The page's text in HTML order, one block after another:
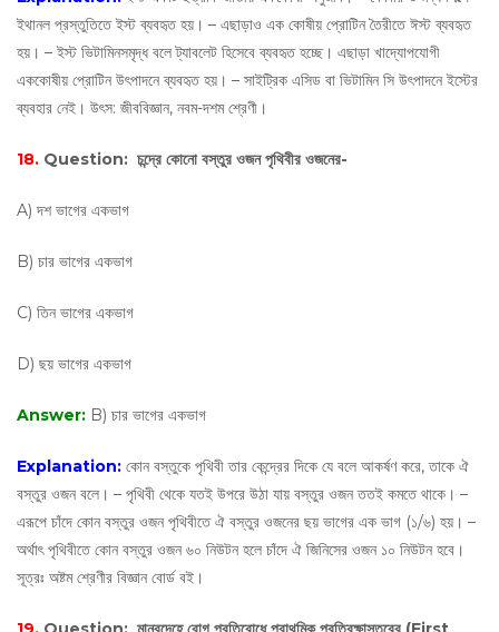
ইথানল প্রস্তুতিতে ইস্ট ব্যবহৃত হয়। – এছাড়াও এক কোষীয় প্রোটিন তৈরীতে ঈস্ট ব্যবহৃত
হয়। – ইস্ট ভিটামিনসমৃদ্ধ বলে ট্যাবলেট হিসেবে ব্যবহৃত হচ্ছে। এছাড়া খাদ্যোপযোগী
এককোষীয় প্রোটিন উৎপাদনে ব্যবহৃত হয়। – সাইট্রিক এসিড বা ভিটামিন সি উৎপাদনে ইস্টের
ব্যবহার নেই। উৎস: জীববিজ্ঞান, নবম-দশম শ্রেণী।
18. Question: চন্দ্রে কোনো বস্তুর ওজন পৃথিবীর ওজনের-
A) দশ ভাগের একভাগ
B) চার ভাগের একভাগ
C) তিন ভাগের একভাগ
D) ছয় ভাগের একভাগ
Answer: B) চার ভাগের একভাগ
Explanation: কোন বস্তুকে পৃথিবী তার কেন্দ্রের দিকে যে বলে আকর্ষণ করে, তাকে ঐ
বস্তুর ওজন বলে। – পৃথিবী থেকে যতই উপরে উঠা যায় বস্তুর ওজন ততই কমতে থাকে। –
এরূপে চাঁদে কোন বস্তুর ওজন পৃথিবীতে ঐ বস্তুর ওজনের ছয় ভাগের এক ভাগ (১/৬) হয়। –
অর্থাৎ পৃথিবীতে কোন বস্তুর ওজন ৬০ নিউটন হলে চাঁদে ঐ জিনিসের ওজন ১০ নিউটন হবে।
সূত্রঃ অষ্টম শ্রেণীর বিজ্ঞান বোর্ড বই।